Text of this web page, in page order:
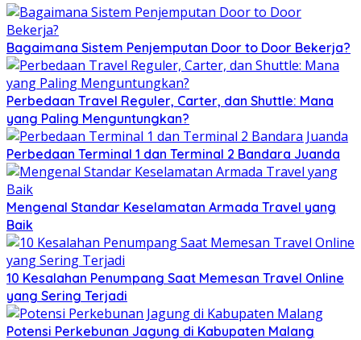
Bagaimana Sistem Penjemputan Door to Door Bekerja?
Perbedaan Travel Reguler, Carter, dan Shuttle: Mana
yang Paling Menguntungkan?
Perbedaan Terminal 1 dan Terminal 2 Bandara Juanda
Mengenal Standar Keselamatan Armada Travel yang
Baik
10 Kesalahan Penumpang Saat Memesan Travel Online
yang Sering Terjadi
Potensi Perkebunan Jagung di Kabupaten Malang